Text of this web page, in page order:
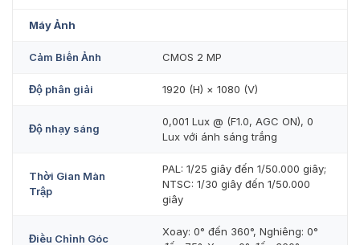
Đại lý phân phối camera Colorvu DS-
2CE70DF0T-MF chính hãng
tự hào là nhà phân phối chính thức của
Máy Ảnh
Cảm Biến Ảnh CMOS 2 MP
Độ phân giải 1920 (H) × 1080 (V)
Độ nhạy sáng
0,001 Lux @ (F1.0, AGC ON), 0
Lux với ánh sáng trắng
Thời Gian Màn
Trập
PAL: 1/25 giây đến 1/50.000 giây;
NTSC: 1/30 giây đến 1/50.000
giây
Điều Chỉnh Góc
Xoay: 0° đến 360°, Nghiêng: 0°